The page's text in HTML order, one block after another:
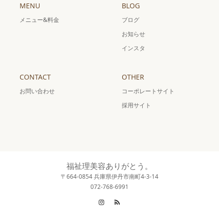
MENU
メニュー&料金
BLOG
ブログ
お知らせ
インスタ
CONTACT
お問い合わせ
OTHER
コーポレートサイト
採用サイト
福祉理美容ありがとう。
〒664-0854 兵庫県伊丹市南町4-3-14
072-768-6991
Instagram